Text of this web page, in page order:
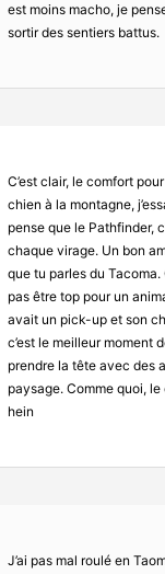
est moins macho, je
sortir des sentiers battus.
C’est clair, le comfort
chien à la montagne,
pense que le Pathfinder,
chaque virage. Un bon
que tu parles du
pas être top pour un
avait un pick-up et son
c’est le meilleur moment
prendre la tête avec des
paysage. Comme quoi, le
hein
J’ai pas mal roulé en